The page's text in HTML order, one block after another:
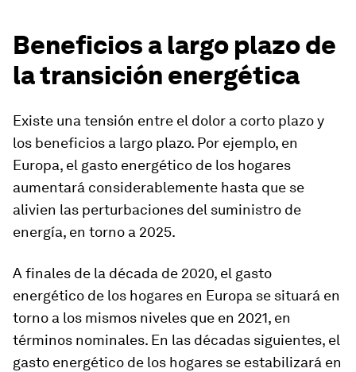
Beneficios a largo plazo de
la transición energética
Existe una tensión entre el dolor a corto plazo y
los beneficios a largo plazo. Por ejemplo, en
Europa, el gasto energético de los hogares
aumentará considerablemente hasta que se
alivien las perturbaciones del suministro de
energía, en torno a 2025.
A finales de la década de 2020, el gasto
energético de los hogares en Europa se situará en
torno a los mismos niveles que en 2021, en
términos nominales. En las décadas siguientes, el
gasto energético de los hogares se estabilizará en